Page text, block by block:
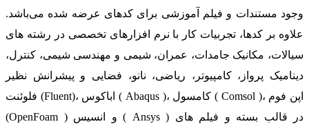
وجود مستندات و فیلم آموزشی برای کدهای عرضه شده می‌باشد.
علاوه بر کدها، تجربیات کار با نرم افزارهای تخصصی در رشته های
سیالات، مکانیک جامدات، عمران، شیمی و مهندسی شیمی، کنترل،
دینامیک پرواز، کامپیوتر، ریاضی، نانو، فضایی و پیشرانش نظیر
فلوئنت (Fluent)، اباکوس ( Abaqus )، کامسول ( Comsol )، اپن فوم
(OpenFoam ) و انسیس ( Ansys ) در قالب بسته‌ و فیلم های